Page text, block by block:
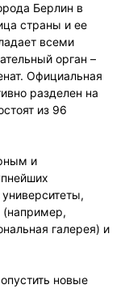
Берлин в
страны и ее
всеми
орган –
Официальная
разделен на
из 96
и
(например,
галерея) и
новые